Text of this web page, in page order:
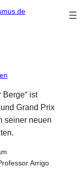
Berge“ ist
Grand Prix
seiner neuen
Arrigo